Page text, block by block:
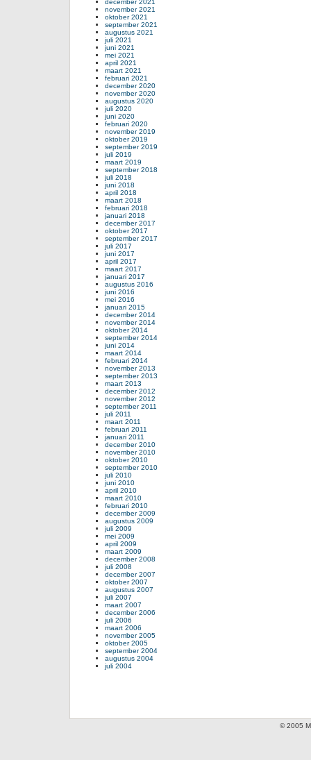
november 2021
oktober 2021
september 2021
augustus 2021
juli 2021
juni 2021
mei 2021
april 2021
maart 2021
februari 2021
december 2020
november 2020
augustus 2020
juli 2020
juni 2020
februari 2020
november 2019
oktober 2019
september 2019
juli 2019
maart 2019
september 2018
juli 2018
juni 2018
april 2018
maart 2018
februari 2018
januari 2018
december 2017
oktober 2017
september 2017
juli 2017
juni 2017
april 2017
maart 2017
januari 2017
augustus 2016
juni 2016
mei 2016
januari 2015
december 2014
november 2014
oktober 2014
september 2014
juni 2014
maart 2014
februari 2014
november 2013
september 2013
maart 2013
december 2012
november 2012
september 2011
juli 2011
maart 2011
februari 2011
januari 2011
december 2010
november 2010
oktober 2010
september 2010
juli 2010
juni 2010
april 2010
maart 2010
februari 2010
december 2009
augustus 2009
juli 2009
mei 2009
april 2009
maart 2009
december 2008
juli 2008
december 2007
oktober 2007
augustus 2007
juli 2007
maart 2007
december 2006
juli 2006
maart 2006
november 2005
oktober 2005
september 2004
augustus 2004
juli 2004
© 2005